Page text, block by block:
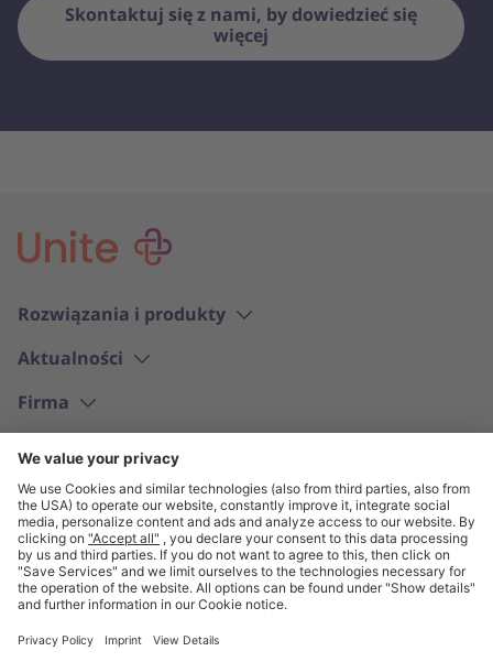
Skontaktuj się z nami, by dowiedzieć się
więcej
Rozwiązania i produkty
Aktualności
Firma
Polski